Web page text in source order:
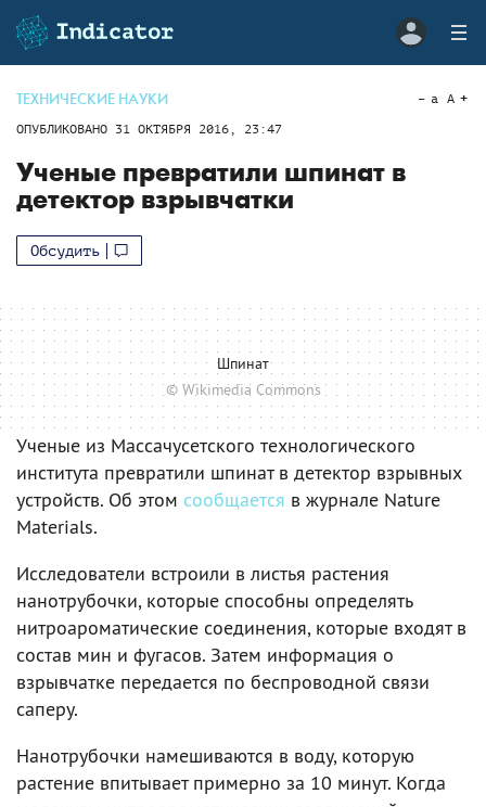
ТЕХНИЧЕСКИЕ НАУКИ
ОПУБЛИКОВАНО 31 ОКТЯБРЯ 2016, 23:47
a A
Ученые превратили шпинат в
детектор взрывчатки
Обсудить
Шпинат
© Wikimedia Commons
Ученые из Массачусетского технологического
института превратили шпинат в детектор взрывных
устройств. Об этом сообщается в журнале Nature
Materials.
Исследователи встроили в листья растения
нанотрубочки, которые способны определять
нитроароматические соединения, которые входят в
состав мин и фугасов. Затем информация о
взрывчатке передается по беспроводной связи
саперу.
Нанотрубочки намешиваются в воду, которую
растение впитывает примерно за 10 минут. Когда